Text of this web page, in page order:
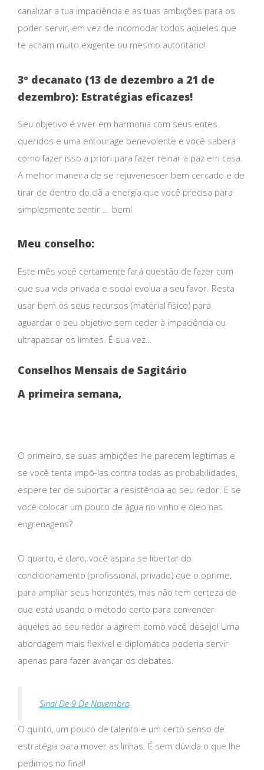
canalizar a tua impaciência e as tuas ambições para os
poder servir, em vez de incomodar todos aqueles que
te acham muito exigente ou mesmo autoritário!
3º decanato (13 de dezembro a 21 de
dezembro): Estratégias eficazes!
Seu objetivo é viver em harmonia com seus entes
queridos e uma entourage benevolente e você saberá
como fazer isso a priori para fazer reinar a paz em casa.
A melhor maneira de se rejuvenescer bem cercado e de
tirar de dentro do clã a energia que você precisa para
simplesmente sentir ... bem!
Meu conselho:
Este mês você certamente fará questão de fazer com
que sua vida privada e social evolua a seu favor. Resta
usar bem os seus recursos (material físico) para
aguardar o seu objetivo sem ceder à impaciência ou
ultrapassar os limites. É sua vez…
Conselhos Mensais de Sagitário
A primeira semana,
O primeiro, se suas ambições lhe parecem legítimas e
se você tenta impô-las contra todas as probabilidades,
espere ter de suportar a resistência ao seu redor. E se
você colocar um pouco de água no vinho e óleo nas
engrenagens?
O quarto, é claro, você aspira se libertar do
condicionamento (profissional, privado) que o oprime,
para ampliar seus horizontes, mas não tem certeza de
que está usando o método certo para convencer
aqueles ao seu redor a agirem como você desejo! Uma
abordagem mais flexível e diplomática poderia servir
apenas para fazer avançar os debates.
Sinal De 9 De Novembro
O quinto, um pouco de talento e um certo senso de
estratégia para mover as linhas. É sem dúvida o que lhe
pedimos no final!